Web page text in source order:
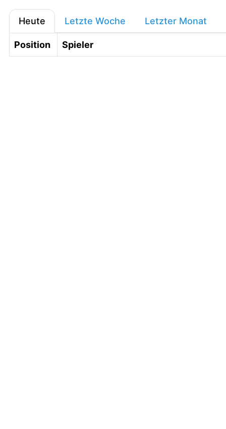
Heute Letzte Woche Letzter Monat
Position Spieler